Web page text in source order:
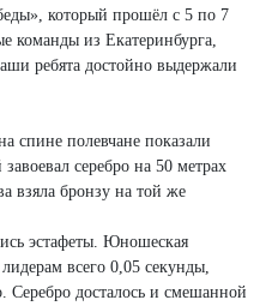
который прошёл с 5 по 7
команды из Екатеринбурга,
ребята достойно выдержали
спине полевчане показали
серебро на 50 метрах
взяла бронзу на той же
эстафеты. Юношеская
всего 0,05 секунды,
Серебро досталось и смешанной